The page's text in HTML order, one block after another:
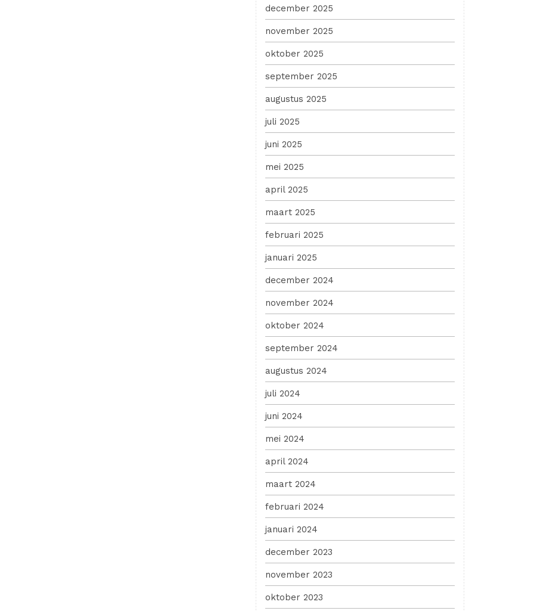
december 2025
november 2025
oktober 2025
september 2025
augustus 2025
juli 2025
juni 2025
mei 2025
april 2025
maart 2025
februari 2025
januari 2025
december 2024
november 2024
oktober 2024
september 2024
augustus 2024
juli 2024
juni 2024
mei 2024
april 2024
maart 2024
februari 2024
januari 2024
december 2023
november 2023
oktober 2023